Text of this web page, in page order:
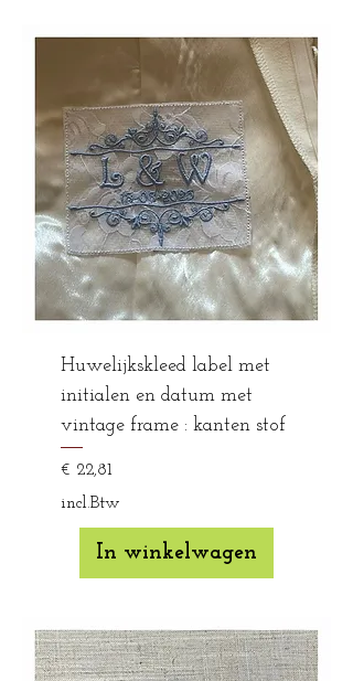
Huwelijkskleed label met
initialen en datum met
vintage frame : kanten stof
Prijs
€ 22,81
incl.Btw
In winkelwagen